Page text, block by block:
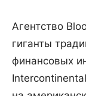
Агентство
гиганты
финансовых